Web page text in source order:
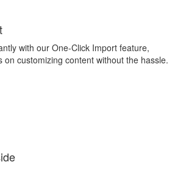
with our One-Click Import feature,
on customizing content without the hassle.